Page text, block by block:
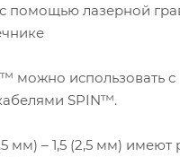
помощью лазерной
можно использовать с
SPIN™.
мм) – 1,5 (2,5 мм) имеют